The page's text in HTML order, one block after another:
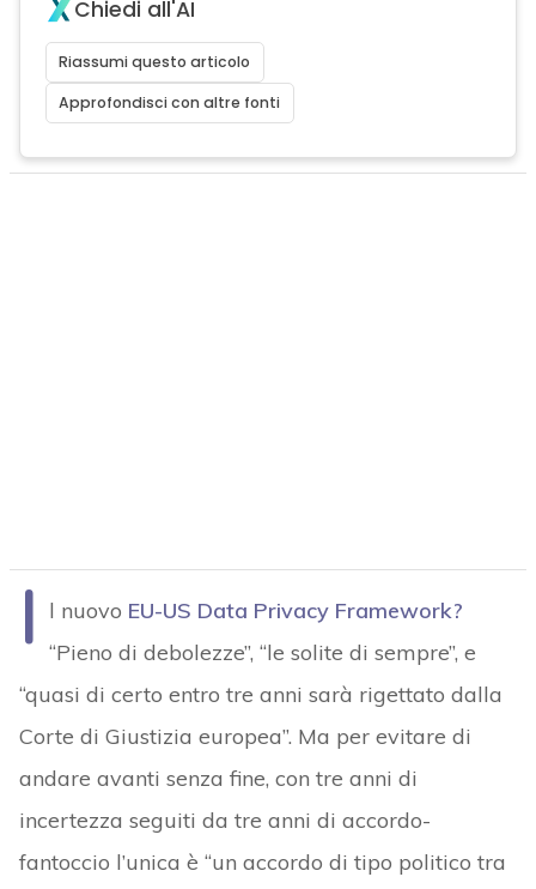
Chiedi all'AI
Riassumi questo articolo
Approfondisci con altre fonti
I l nuovo EU-US Data Privacy Framework?
“Pieno di debolezze”, “le solite di sempre”, e
“quasi di certo entro tre anni sarà rigettato dalla
Corte di Giustizia europea”. Ma per evitare di
andare avanti senza fine, con tre anni di
incertezza seguiti da tre anni di accordo-
fantoccio l’unica è “un accordo di tipo politico tra